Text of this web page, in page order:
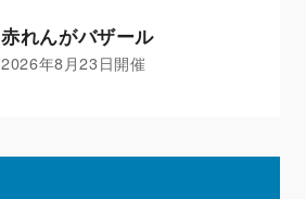
赤れんがバザール
2026年8月23日開催